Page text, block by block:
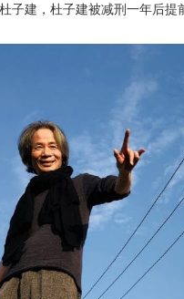
子建，杜子建被减刑一年后提